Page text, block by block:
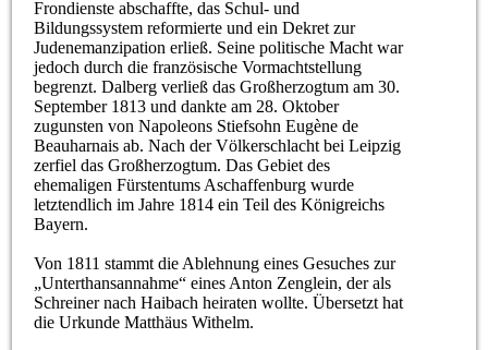
Frondienste abschaffte, das Schul- und
Bildungssystem reformierte und ein Dekret zur
Judenemanzipation erließ. Seine politische Macht war
jedoch durch die französische Vormachtstellung
begrenzt. Dalberg verließ das Großherzogtum am 30.
September 1813 und dankte am 28. Oktober
zugunsten von Napoleons Stiefsohn Eugène de
Beauharnais ab. Nach der Völkerschlacht bei Leipzig
zerfiel das Großherzogtum. Das Gebiet des
ehemaligen Fürstentums Aschaffenburg wurde
letztendlich im Jahre 1814 ein Teil des Königreichs
Bayern.
Von 1811 stammt die Ablehnung eines Gesuches zur
„Unterthansannahme“ eines Anton Zenglein, der als
Schreiner nach Haibach heiraten wollte. Übersetzt hat
die Urkunde Matthäus Withelm.